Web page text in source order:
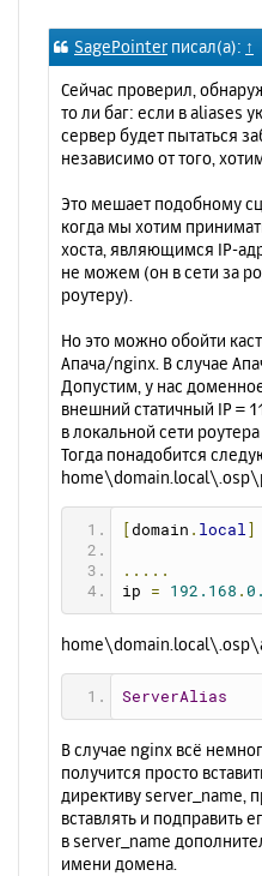
о
б
SagePointer писал(а): ↑
Сейчас проверил,
то ли баг: если в aliases
сервер будет пытаться
независимо от того,
Это мешает подобному
когда мы хотим
хоста, являющимся IP-
не можем (он в сети за
роутеру).
Но это можно обойти
Апача/nginx. В случае
Допустим, у нас
внешний статичный IP =
в локальной сети
Тогда понадобится
domain . local
.....
ip = 192.168 .
ServerAlias
В случае nginx всё
получится просто
директиву server_name,
вставлять и подправить
в server_name
имени домена.